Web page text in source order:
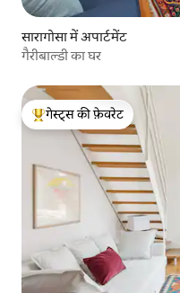
सारागोसा में अपार्टमेंट
गैरीबाल्डी का घर
गेस्ट्स का टॉप फ़ेवरेट
गेस्ट्स की फ़ेवरेट